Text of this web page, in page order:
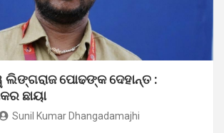
ଲିଙ୍ଗରାଜ ପୋଢଙ୍କ ଦେହାନ୍ତ :
ଛାୟା
Sunil Kumar Dhangadamajhi